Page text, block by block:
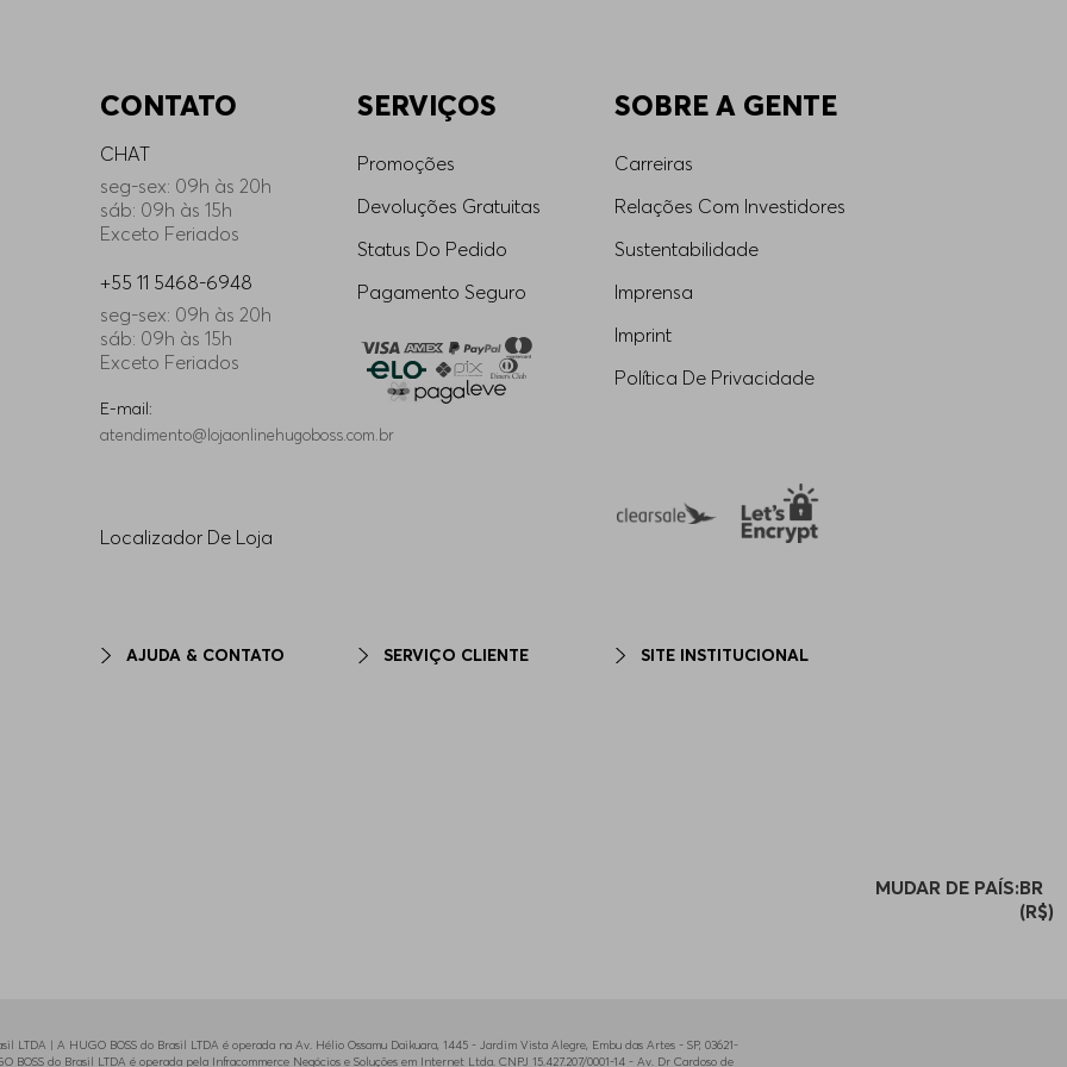
CONTATO
CHAT
seg-sex: 09h às 20h
sáb: 09h às 15h
Exceto Feriados
+55 11 5468-6948
seg-sex: 09h às 20h
sáb: 09h às 15h
Exceto Feriados
E-mail:
atendimento@lojaonlinehugoboss.com.br
Localizador De Loja
AJUDA & CONTATO
SERVIÇOS
Promoções
Devoluções Gratuitas
Status Do Pedido
Pagamento Seguro
SERVIÇO CLIENTE
SOBRE A GENTE
Carreiras
Relações Com Investidores
Sustentabilidade
Imprensa
Imprint
Política De Privacidade
SITE INSTITUCIONAL
MUDAR DE PAÍS:BR
(R$)
LTDA | A HUGO BOSS do Brasil LTDA é operada na Av. Hélio Ossamu Daikuara, 1445 - Jardim Vista Alegre, Embu das Artes - SP, 03621-
BOSS do Brasil LTDA é operada pela Infracommerce Negócios e Soluções em Internet Ltda. CNPJ 15.427.207/0001-14 - Av. Dr Cardoso de